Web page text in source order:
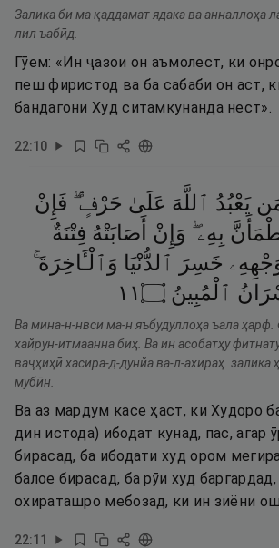
Залика би ма қаддамат ядака ва анналлоҳа
лил ъабӣд.
Гӯем: «Ин ҷазои он аъмолест, ки
пеш фиристод ва ба сабаби он аст,
бандагони Худ ситамкунанда нест».
22:10
يَعْبُدُ ٱللَّهَ عَلَىٰ حَرْفٍۢ ۖ فَإِنْ
بِهِۦ ۖ وَإِنْ أَصَابَتْهُ فِتْنَةٌ
خَسِرَ ٱلدُّنْيَا وَٱلْـَٔاخِرَةَ ۚ
ٱلْمُبِينُ ۝١١
Ва мина-н-нвси ма-н яъбудуллоҳа ъала ҳарф.
хайрун-итмаанна биҳ. Ва ин асобатҳу
ваҷҳиҳӣ хасира-д-дунйа ва-л-ахираҳ. залика
мубӣн.
Ва аз мардум касе ҳаст, ки Худоро
дин истода) ибодат кунад, пас, агар
бирасад, ба ибодати худ ором
балое бирасад, ба рӯи худ
охираташро мебозад, ки ин зиёни
22:11